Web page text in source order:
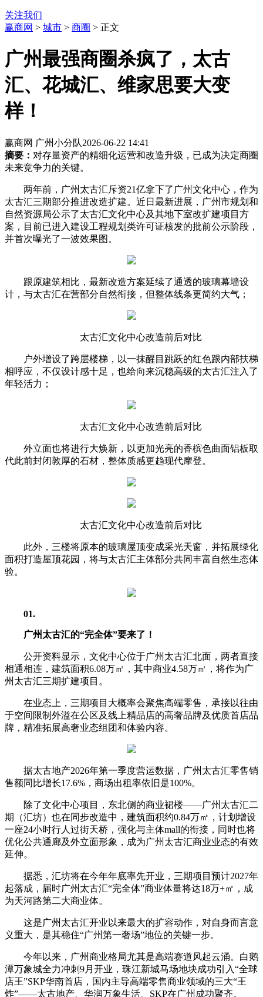
关注我们
赢商网 > 城市 > 商圈 > 正文
广州最强商圈杀疯了，太古
汇、花城汇、维家思要大变
样！
赢商网 广州小分队2026-06-22 14:41
摘要： 对存量资产的精细化运营和改造升级，已成为决定商圈
未来竞争力的关键。
两年前，广州太古汇斥资21亿拿下了广州文化中心，作为
太古汇三期部分推进改造扩建。近日最新进展，广州市规划和
自然资源局公示了太古汇文化中心及其地下室改扩建项目方
案，目前已进入建设工程规划类许可证核发的批前公示阶段，
并首次曝光了一波效果图。
跟原建筑相比，最新改造方案延续了通透的玻璃幕墙设
计，与太古汇在营部分自然衔接，但整体线条更简约大气；
太古汇文化中心改造前后对比
户外增设了跨层楼梯，以一抹醒目跳跃的红色跟内部扶梯
相呼应，不仅设计感十足，也给向来沉稳高级的太古汇注入了
年轻活力；
太古汇文化中心改造前后对比
外立面也将进行大焕新，以更加光亮的香槟色曲面铝板取
代此前封闭敦厚的石材，整体质感更趋现代摩登。
太古汇文化中心改造前后对比
此外，三楼将原本的玻璃屋顶变成采光天窗，并拓展绿化
面积打造屋顶花园，将与太古汇主体部分共同丰富自然生态体
验。
01.
广州太古汇的“完全体”要来了！
公开资料显示，文化中心位于广州太古汇北面，两者直接
相通相连，建筑面积6.08万㎡，其中商业4.58万㎡，将作为广
州太古汇三期扩建项目。
在业态上，三期项目大概率会聚焦高端零售，承接以往由
于空间限制外溢在公区及线上精品店的高奢品牌及优质首店品
牌，精准拓展高奢业态组团和体验内容。
据太古地产2026年第一季度营运数据，广州太古汇零售销
售额同比增长17.6%，商场出租率依旧是100%。
除了文化中心项目，东北侧的商业裙楼——广州太古汇二
期（汇坊）也在同步改造中，建筑面积约0.84万㎡，计划增设
一座24小时行人过街天桥，强化与主体mall的衔接，同时也将
优化公共通廊及外立面形象，成为广州太古汇商业业态的有效
延伸。
据悉，汇坊将在今年年底率先开业，三期项目预计2027年
起落成，届时广州太古汇“完全体”商业体量将达18万+㎡，成
为天河路第二大商业体。
这是广州太古汇开业以来最大的扩容动作，对自身而言意
义重大，是其稳住“广州第一奢场”地位的关键一步。
今年以来，广州商业格局尤其是高端赛道风起云涌。白鹅
潭万象城全力冲刺9月开业，珠江新城马场地块成功引入“全球
店王”SKP华南首店，国内主导高端零售商业领域的三大“王
炸”——太古地产、华润万象生活、SKP在广州成功聚齐。